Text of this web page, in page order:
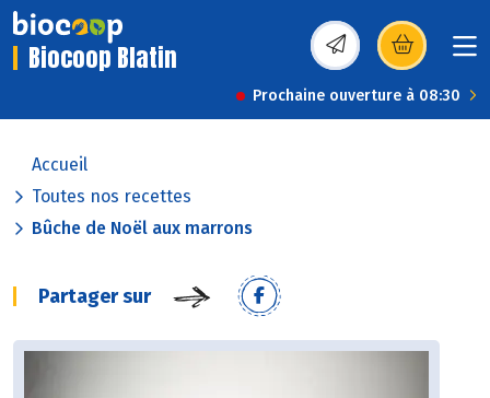
Biocoop Blatin (s’ouvre dans une
Prochaine ouverture à 08:30
Accueil
Toutes nos recettes
Bûche de Noël aux marrons
Partager sur